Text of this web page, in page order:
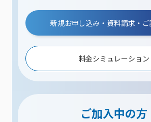
新規お申し込み・資料請求・
料金シミュレーション
ご加入中の方